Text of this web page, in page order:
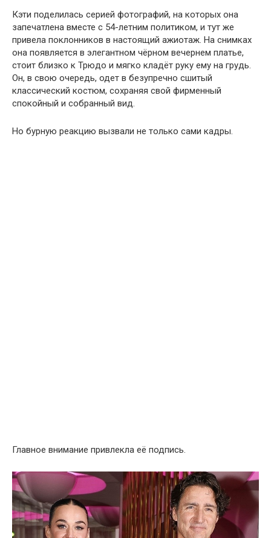
Кэти поделилась серией фотографий, на которых она
запечатлена вместе с 54-летним политиком, и тут же
привела поклонников в настоящий ажиотаж. На снимках
она появляется в элегантном чёрном вечернем платье,
стоит близко к Трюдо и мягко кладёт руку ему на грудь.
Он, в свою очередь, одет в безупречно сшитый
классический костюм, сохраняя свой фирменный
спокойный и собранный вид.
Но бурную реакцию вызвали не только сами кадры.
Главное внимание привлекла её подпись.